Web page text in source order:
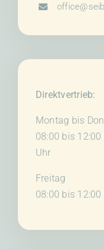
Direktvertrieb:
Montag bis
08:00 bis
Uhr
Freitag
08:00 bis 12:00